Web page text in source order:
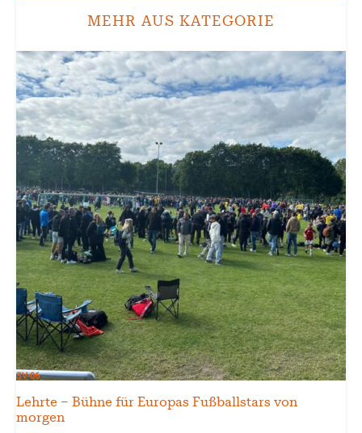
MEHR AUS KATEGORIE
SV-06
Lehrte – Bühne für Europas Fußballstars von
morgen